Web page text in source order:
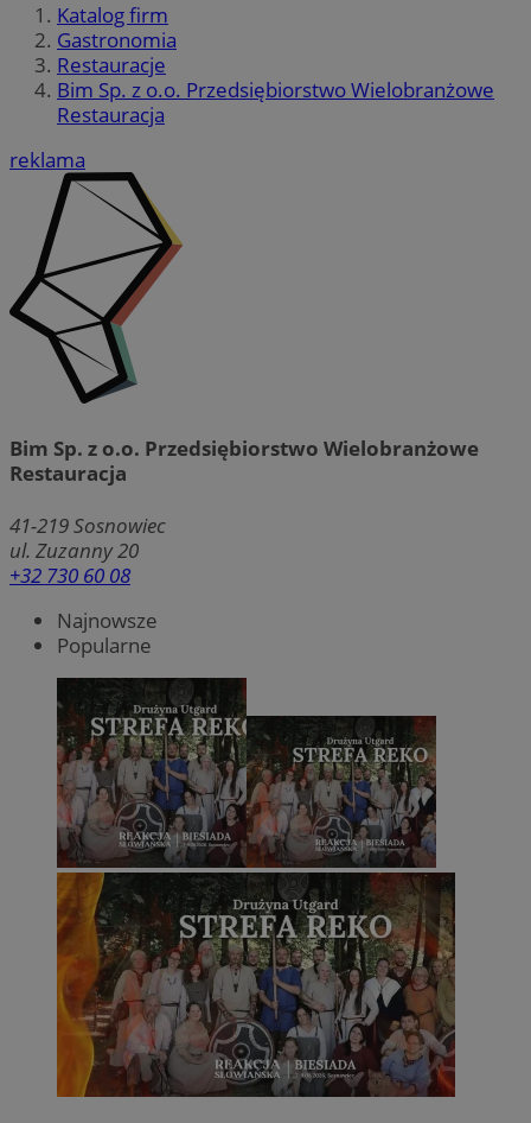
Katalog firm
Gastronomia
Restauracje
Bim Sp. z o.o. Przedsiębiorstwo Wielobranżowe
Restauracja
reklama
Bim Sp. z o.o. Przedsiębiorstwo Wielobranżowe
Restauracja
41-219Sosnowiec
ul. Zuzanny 20
+32 730 60 08
Najnowsze
Popularne